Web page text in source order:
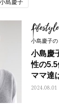
小島慶子
Lifestyle
小島慶子の
小島慶
性の
ママ達
載エッ
2024.08.01